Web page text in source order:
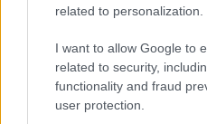
related to personalization.
I want to allow Google to
related to security,
functionality and fraud
user protection.